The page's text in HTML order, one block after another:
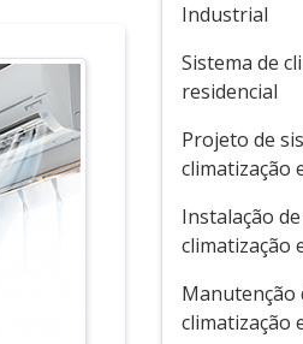
Industrial
Sistema de
residencial
Projeto de
climatização
Instalação
climatização
Manutenção
climatização